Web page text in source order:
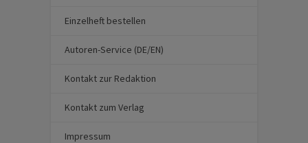
Einzelheft bestellen
Autoren-Service (DE/EN)
Kontakt zur Redaktion
Kontakt zum Verlag
Impressum